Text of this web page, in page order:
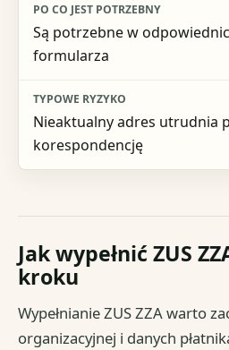
Są potrzebne w
formularza
Nieaktualny adres utrudnia
korespondencję
Jak wypełnić ZUS
kroku
Wypełnianie ZUS ZZA warto
organizacyjnej i danych